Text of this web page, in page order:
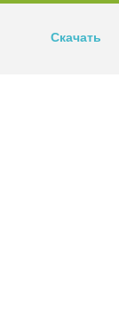
Скачать